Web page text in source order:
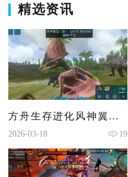
精选资讯
方舟生存进化风神翼龙驯服要多久
2026-03-18 19